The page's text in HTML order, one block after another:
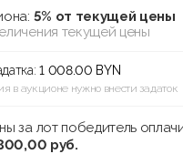
5% от текущей цены
текущей цены
1 008.00 BYN
в аукционе нужно внести задаток
за лот победитель
руб.